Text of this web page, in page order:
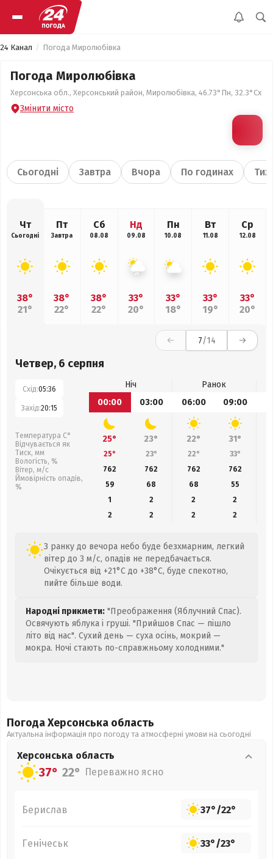
24 Канал Погода Миролюбівка
Погода Миролюбівка
Херсонська обл., Херсонський район, Миролюбівка, 46.73°Пн, 32.3°Сх
Змінити місто
Сьогодні Завтра Вчора По годинах
Чт
Сьогодні
38°
21°
Пт
Завтра
38°
22°
Сб
08.08
38°
22°
Нд
09.08
33°
20°
Пн
10.08
33°
18°
Вт
11.08
33°
19°
Ср
12.08
33°
20°
7/14
Четвер, 6 серпня
Схід:05:36
Захід:20:15
Температура С°
Відчувається як
Тиск, мм
Вологість, %
Вітер, м/с
Ймовірність опадів,
%
Ніч
Ранок
00:00
03:00 06:00 09:00
25° 23° 22° 31°
25° 23° 22° 33°
762
762 762 762
59
68 68 55
1
2 2
2
2
2 2 2
З ранку до вечора небо буде безхмарним, легкий
вітер до 3 м/с, опадів не передбачається.
Очікується від +21°C до +38°C, буде спекотно,
пийте більше води.
Народні прикмети: "Преображення (Яблучний Спас).
Освячують яблука і груші. "Прийшов Спас — пішло
літо від нас". Сухий день — суха осінь, мокрий —
мокра. Ночі стають по-справжньому холодними."
Погода Херсонська область
Актуальна інформація про погоду та атмосферні умови на сьогодні
Херсонська область
37° 22° Переважно ясно
Берислав 37°/22°
Генічеськ 33°/23°